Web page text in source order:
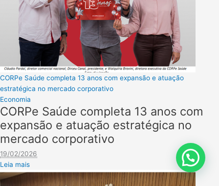
CORPe Saúde completa 13 anos com expansão e atuação
estratégica no mercado corporativo
Economia
CORPe Saúde completa 13 anos com
expansão e atuação estratégica no
mercado corporativo
19/02/2026
Leia mais